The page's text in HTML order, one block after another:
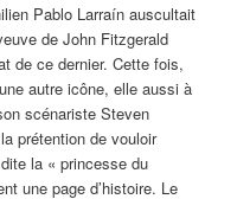
Pablo Larraín auscultait
de John Fitzgerald
de ce dernier. Cette fois,
autre icône, elle aussi à
scénariste Steven
prétention de vouloir
la « princesse du
une page d’histoire. Le